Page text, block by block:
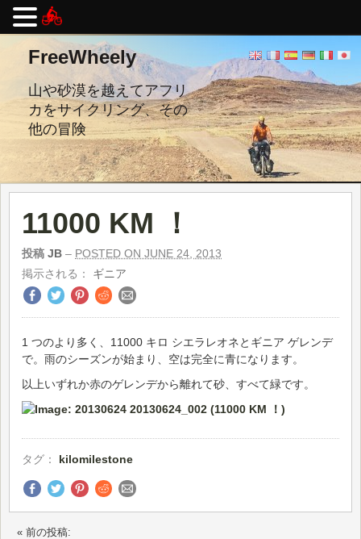
し
FreeWheely
山や砂漠を越えてアフリ
カをサイクリング、その
他の冒険
11000 KM ！
投稿 JB – POSTED ON JUNE 24, 2013
掲示される： ギニア
1 つのより多く、11000 キロ シエラレオネとギニア ゲレンデ
で。雨のシーズンが始まり、空は完全に青になります。
以上いずれか赤のゲレンデから離れて砂、すべて緑です。
タグ： kilomilestone
« 前の投稿: